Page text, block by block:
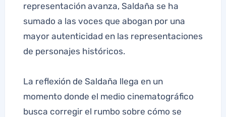
representación avanza, Saldaña se ha
sumado a las voces que abogan por una
mayor autenticidad en las representaciones
de personajes históricos.
La reflexión de Saldaña llega en un
momento donde el medio cinematográfico
busca corregir el rumbo sobre cómo se